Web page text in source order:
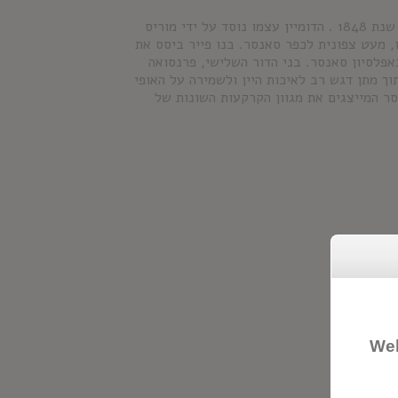
משפחת שרייר קשורה לגידול ענבים באזור סאנסר שבעמק הלואר מאז שנת 1848 . הדומיין עצמו נוסד על ידי מוריס
שודו, מעט צפונית לכפר סאנסר. בנו פייר ביסס את
סאנסר. בני הדור השלישי, פרנסואה
מובילים אותו עד היום תוך מתן דגש רב לאיכות היין ולשמירה על האופי
המייצגים את מגוון הקרקעות השונות של